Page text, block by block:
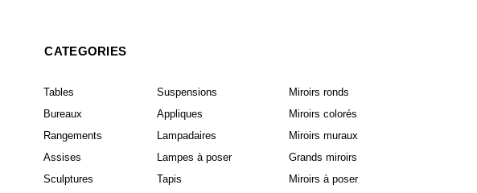
CATEGORIES
Tables
Bureaux
Rangements
Assises
Sculptures
Suspensions
Appliques
Lampadaires
Lampes à poser
Tapis
Miroirs ronds
Miroirs colorés
Miroirs muraux
Grands miroirs
Miroirs à poser